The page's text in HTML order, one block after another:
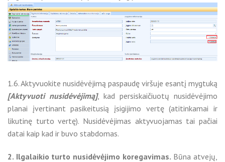
1.6. Aktyvuokite nusidėvėjimą paspaudę viršuje esantį mygtuką
[Aktyvuoti nusidėvėjimą], kad persiskaičiuotų nusidėvėjimo
planai įvertinant pasikeitusią įsigijimo vertę (atitinkamai ir
likutinę turto vertę). Nusidėvėjimas aktyvuojamas tai pačiai
datai kaip kad ir buvo stabdomas.
2. Ilgalaikio turto nusidėvėjimo koregavimas. Būna atvejų,